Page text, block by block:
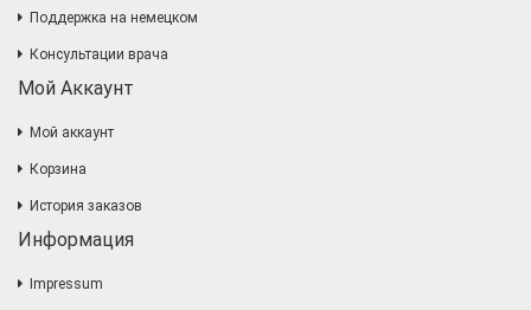
Поддержка на немецком
Консультации врача
Мой Аккаунт
Мой аккаунт
Корзина
История заказов
Информация
Impressum